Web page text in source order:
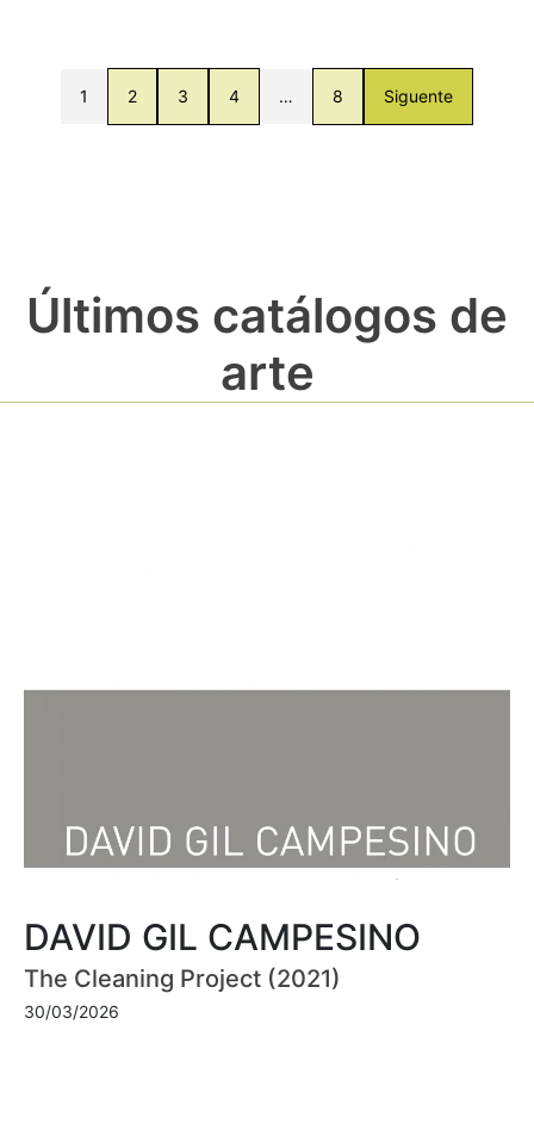
1 2 3 4 … 8 Siguente
Últimos catálogos de
arte
DAVID GIL CAMPESINO
The Cleaning Project (2021)
30/03/2026